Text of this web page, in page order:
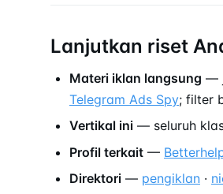
Lanjutkan riset
Materi iklan langsung —
Telegram Ads Spy; filter
Vertikal ini — seluruh
Profil terkait —
Direktori — pengiklan ·